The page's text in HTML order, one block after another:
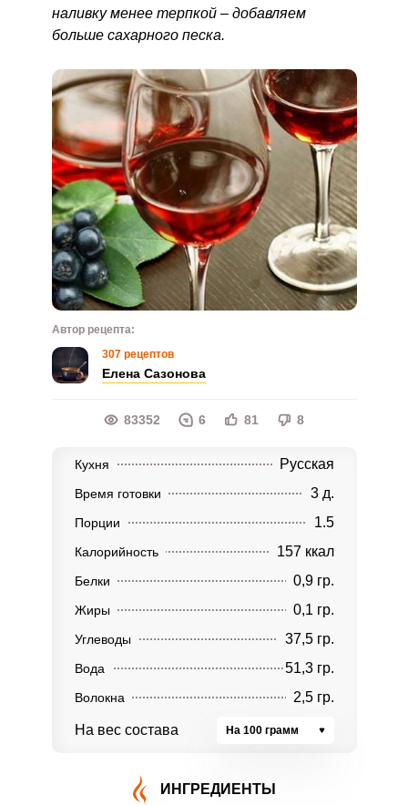
наливку менее терпкой – добавляем
больше сахарного песка.
Автор рецепта:
307 рецептов
Елена Сазонова
83352 6 81 8
Кухня Русская
Время готовки 3 д.
Порции 1.5
Калорийность 157 ккал
Белки 0,9 гр.
Жиры 0,1 гр.
Углеводы 37,5 гр.
Вода 51,3 гр.
Волокна 2,5 гр.
На вес состава На 100 грамм
ИНГРЕДИЕНТЫ